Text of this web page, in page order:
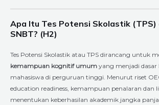
Apa Itu Tes Potensi Skolastik (TPS)
SNBT? (H2)
Tes Potensi Skolastik atau TPS dirancang untuk
kemampuan kognitif umum yang menjadi dasar
mahasiswa di perguruan tinggi. Menurut riset
education readiness, kemampuan penalaran dan
menentukan keberhasilan akademik jangka